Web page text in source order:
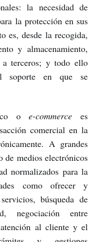
la necesidad de
la protección en sus
es, desde la recogida,
y almacenamiento,
a terceros; y todo ello
soporte en que se
oe-commercees
comercial en la
A grandes
de medios electrónicos
normalizados para la
como ofrecer y
búsqueda de
negociación entre
al cliente y el